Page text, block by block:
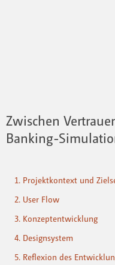
Zwischen
Banking-
1. Projektkontext und
2. User Flow
3. Konzeptentwicklung
4. Designsystem
5. Reflexion des